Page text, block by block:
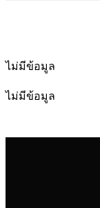
ไม่มีข้อมูล
ไม่มีข้อมูล